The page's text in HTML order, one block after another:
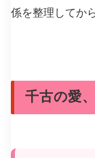
係を整理してか
千古の愛